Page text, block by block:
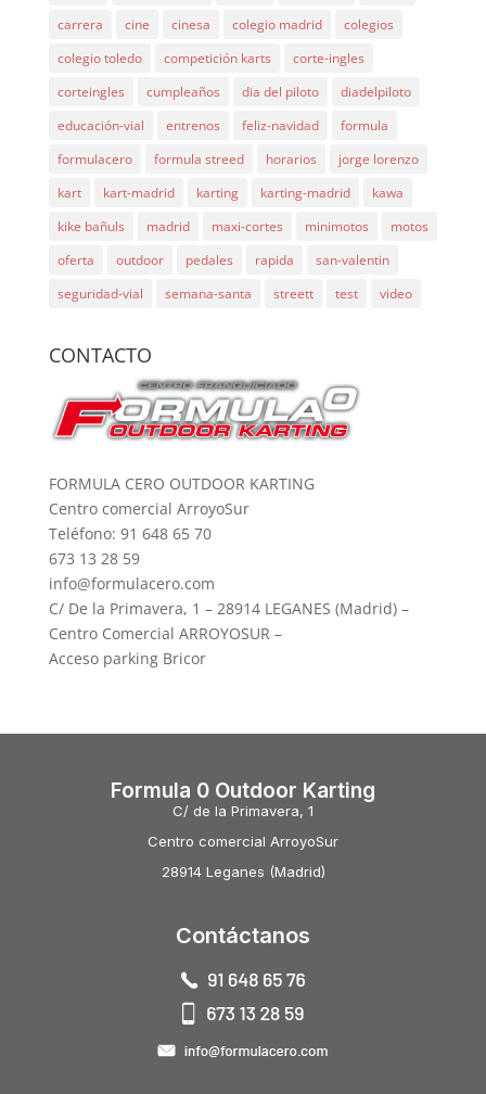
carrera
cine cinesa colegio madrid
colegios
colegio toledo
competición karts
corte-ingles
corteingles
cumpleaños dia del piloto
diadelpiloto
educación-vial
entrenos feliz-navidad
formula
formulacero
formula streed horarios
jorge lorenzo
kart
kart-madrid karting karting-madrid
kawa
kike bañuls
madrid maxi-cortes minimotos
motos
oferta
outdoor pedales rapida
san-valentin
seguridad-vial
semana-santa streett test video
CONTACTO
FORMULA CERO OUTDOOR KARTING
Centro comercial ArroyoSur
Teléfono: 91 648 65 70
673 13 28 59
info@formulacero.com
C/ De la Primavera, 1 – 28914 LEGANES (Madrid) –
Centro Comercial ARROYOSUR –
Acceso parking Bricor
Formula 0 Outdoor Karting
C/ de la Primavera, 1
Centro comercial ArroyoSur
28914 Leganes (Madrid)
Contáctanos